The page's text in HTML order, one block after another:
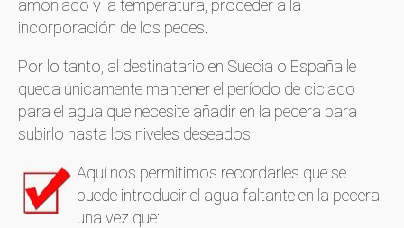
amoníaco y la temperatura, proceder a la
incorporación de los peces.
Por lo tanto, al destinatario en Suecia o España le
queda únicamente mantener el período de ciclado
para el agua que necesite añadir en la pecera para
subirlo hasta los niveles deseados.
Aquí nos permitimos recordarles que se
puede introducir el agua faltante en la pecera
una vez que: